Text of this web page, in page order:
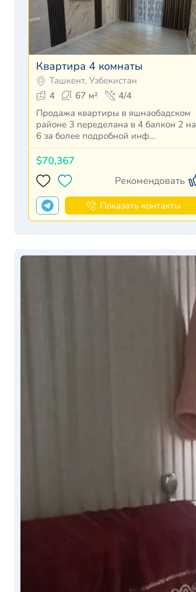
Квартира 4 комнаты
Ташкент, Узбекистан
4
67 м²
4/4
Продажа квартиры в яшнаобадском
районе 3 переделана в 4 балкон 2 на
6 за более подробной инф…
$70,367
Рекомендовать
Показать контакты